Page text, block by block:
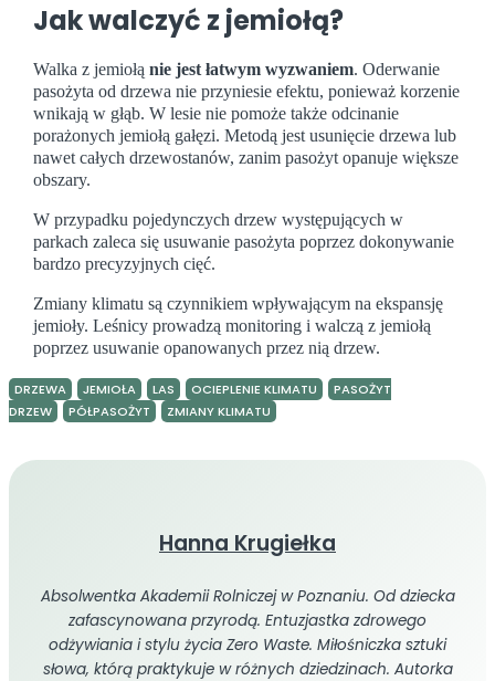
Jak walczyć z jemiołą?
Walka z jemiołą nie jest łatwym wyzwaniem. Oderwanie
pasożyta od drzewa nie przyniesie efektu, ponieważ korzenie
wnikają w głąb. W lesie nie pomoże także odcinanie
porażonych jemiołą gałęzi. Metodą jest usunięcie drzewa lub
nawet całych drzewostanów, zanim pasożyt opanuje większe
obszary.
W przypadku pojedynczych drzew występujących w
parkach zaleca się usuwanie pasożyta poprzez dokonywanie
bardzo precyzyjnych cięć.
Zmiany klimatu są czynnikiem wpływającym na ekspansję
jemioły. Leśnicy prowadzą monitoring i walczą z jemiołą
poprzez usuwanie opanowanych przez nią drzew.
DRZEWA JEMIOŁA LAS OCIEPLENIE KLIMATU
PASOŻYT
DRZEW
PÓŁPASOŻYT ZMIANY KLIMATU
Hanna Krugiełka
Absolwentka Akademii Rolniczej w Poznaniu. Od dziecka
zafascynowana przyrodą. Entuzjastka zdrowego
odżywiania i stylu życia Zero Waste. Miłośniczka sztuki
słowa, którą praktykuje w różnych dziedzinach. Autorka